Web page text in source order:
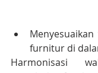
furnitur di
Harmonisasi